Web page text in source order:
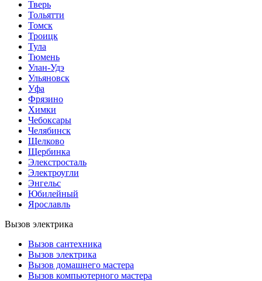
Тверь
Тольятти
Томск
Троицк
Тула
Тюмень
Улан-Удэ
Ульяновск
Уфа
Фрязино
Химки
Чебоксары
Челябинск
Щелково
Щербинка
Элекстросталь
Электроугли
Энгельс
Юбилейный
Ярославль
Вызов электрика
Вызов сантехника
Вызов электрика
Вызов домашнего мастера
Вызов компьютерного мастера